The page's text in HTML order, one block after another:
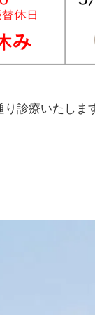
り診療いたしま